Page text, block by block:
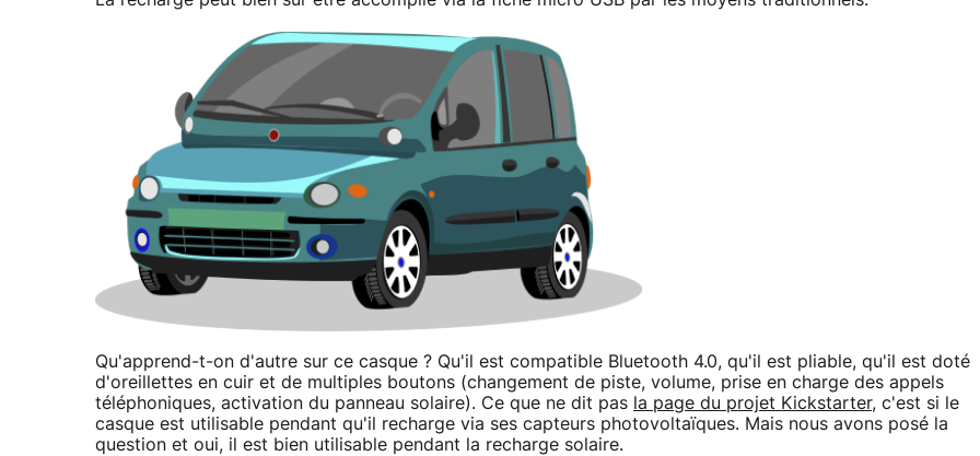
Qu'apprend-t-on d'autre sur ce casque ? Qu'il est compatible Bluetooth 4.0, qu'il est pliable, qu'il est doté
d'oreillettes en cuir et de multiples boutons (changement de piste, volume, prise en charge des appels
téléphoniques, activation du panneau solaire). Ce que ne dit pas la page du projet Kickstarter, c'est si le
casque est utilisable pendant qu'il recharge via ses capteurs photovoltaïques. Mais nous avons posé la
question et oui, il est bien utilisable pendant la recharge solaire.